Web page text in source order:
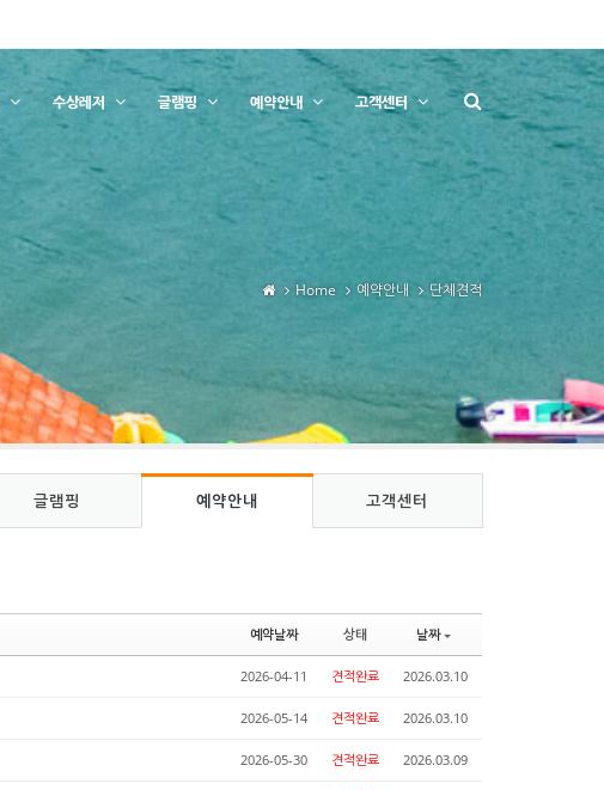
수상레저 글램핑 예약안내 고객센터
Home 예약안내 단체견적
글램핑 예약안내 고객센터
예약날짜 상태 날짜
2026-04-11 견적완료 2026.03.10
2026-05-14 견적완료 2026.03.10
2026-05-30 견적완료 2026.03.09